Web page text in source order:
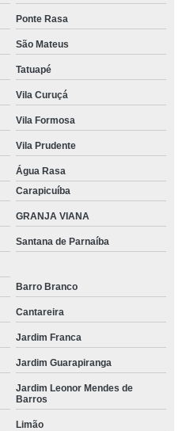
Ponte Rasa
São Mateus
Tatuapé
Vila Curuçá
Vila Formosa
Vila Prudente
Água Rasa
Carapicuíba
GRANJA VIANA
Santana de Parnaíba
Barro Branco
Cantareira
Jardim Franca
Jardim Guarapiranga
Jardim Leonor Mendes de
Barros
Limão